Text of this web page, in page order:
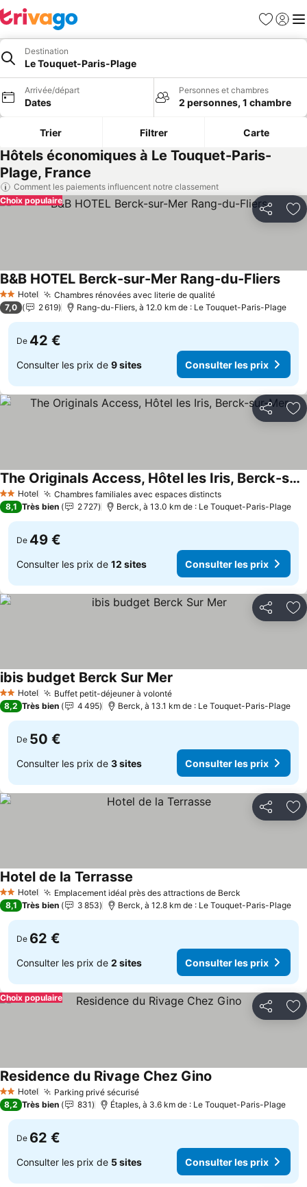
Favoris
Se
Destination
Le Touquet-Paris-Plage
Arrivée/départ
Dates
Personnes et chambres
2 personnes, 1 chambre
Trier Filtrer Carte
Hôtels économiques à Le Touquet-Paris-
Plage, France
Comment les paiements influencent notre classement
Partager
Choix populaire
2 Étoiles
Hotel Chambres rénovées avec literie de qualité
B&B HOTEL Berck-sur-Mer Rang-du-Fliers
7,0 2 619 Rang-du-Fliers, à 12.0 km de : Le Touquet-Paris-Plage
De 42 €
Consulter les prix de 9 sites Consulter les prix
Partager
2 Étoiles
Hotel Chambres familiales avec espaces distincts
The Originals Access, Hôtel les Iris, Berck-sur-Mer
8,1 Très bien 2 727 Berck, à 13.0 km de : Le Touquet-Paris-Plage
De 49 €
Consulter les prix de 12 sites Consulter les prix
Partager
2 Étoiles
Hotel Buffet petit-déjeuner à volonté
ibis budget Berck Sur Mer
8,2 Très bien 4 495 Berck, à 13.1 km de : Le Touquet-Paris-Plage
De 50 €
Consulter les prix de 3 sites Consulter les prix
Partager
2 Étoiles
Hotel Emplacement idéal près des attractions de Berck
Hotel de la Terrasse
8,1 Très bien 3 853 Berck, à 12.8 km de : Le Touquet-Paris-Plage
De 62 €
Consulter les prix de 2 sites Consulter les prix
Partager
Choix populaire
2 Étoiles
Hotel Parking privé sécurisé
Residence du Rivage Chez Gino
8,2 Très bien 831 Étaples, à 3.6 km de : Le Touquet-Paris-Plage
De 62 €
Consulter les prix de 5 sites Consulter les prix